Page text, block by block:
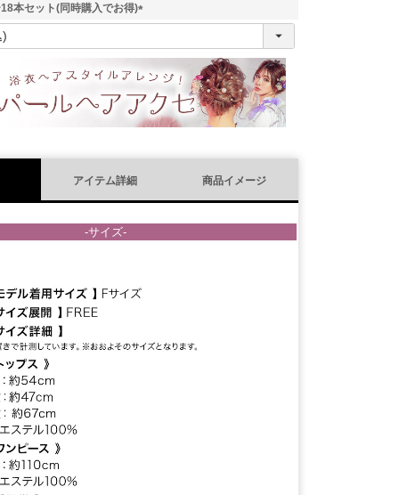
本セット(同時購入でお得)
(
須
)
アイテム詳細 商品イメージ
-サイズ-